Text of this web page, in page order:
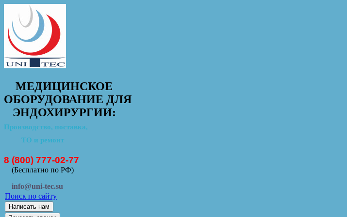
МЕДИЦИНСКОЕ
ОБОРУДОВАНИЕ ДЛЯ
ЭНДОХИРУРГИИ:
Производство, поставка,
ТО и ремонт
8 (800) 777-02-77
(Бесплатно по РФ)
info@uni-tec.su
Поиск по сайту
Написать нам